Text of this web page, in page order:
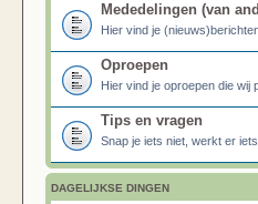
Mededelingen (van
Hier vind je
Oproepen
Hier vind je oproepen die wij
Tips en vragen
Snap je iets niet, werkt er
DAGELIJKSE DINGEN